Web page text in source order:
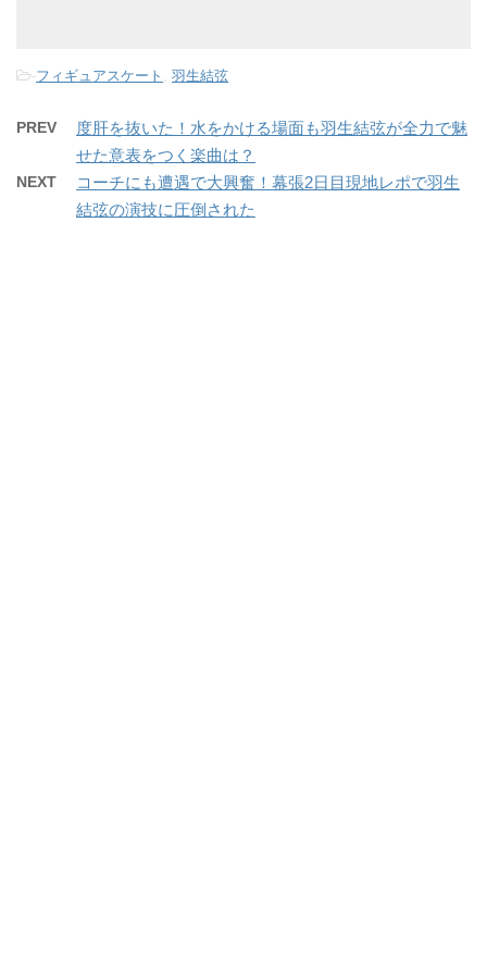
-フィギュアスケート 羽生結弦
PREV
度肝を抜いた！水をかける場面も羽生結弦が全力で魅
せた意表をつく楽曲は？
NEXT
コーチにも遭遇で大興奮！幕張2日目現地レポで羽生
結弦の演技に圧倒された